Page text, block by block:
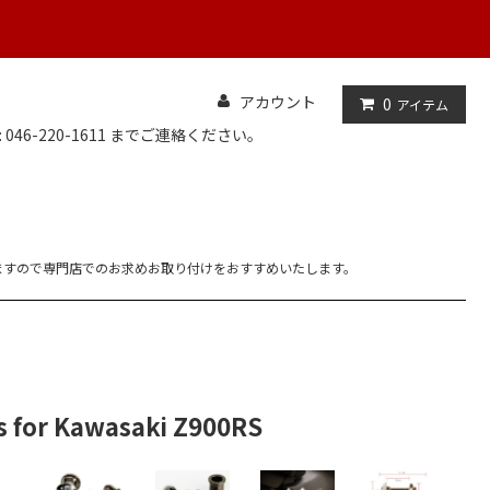
アカウント 0 アイテム
220-1611 までご連絡ください。
で専門店でのお求めお取り付けをおすすめいたします。
for Kawasaki Z900RS